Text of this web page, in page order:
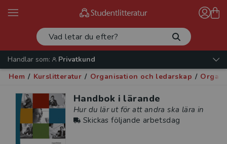
Handlar som:
Privatkund
Hem / Kurslitteratur / Organisation och ledarskap /
Handbok i lärande
Hur du lär ut för att andra ska lära in
Skickas följande arbetsdag